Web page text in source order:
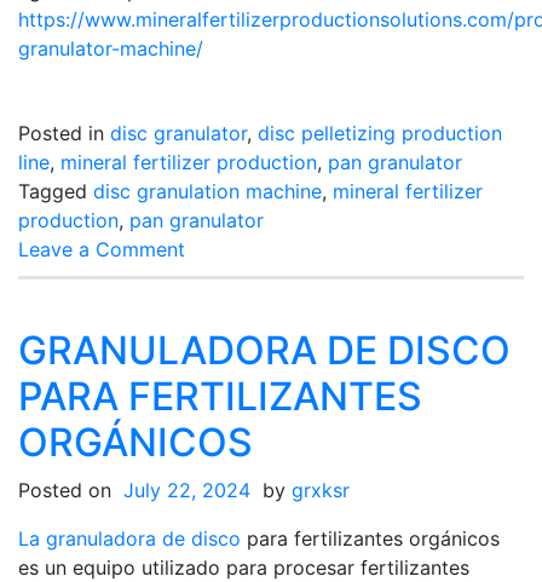
https://www.mineralfertilizerproductionsolutions.com/
granulator-machine/
Posted in disc granulator, disc pelletizing production
line, mineral fertilizer production, pan granulator
Tagged disc granulation machine, mineral fertilizer
production, pan granulator
Leave a Comment
What
The
Key
Components
of
A
Disc
Granulator
in
Mineral
GRANULADORA DE DISCO
PARA FERTILIZANTES
ORGÁNICOS
Posted on July 22, 2024 by grxksr
La granuladora de disco para fertilizantes orgánicos
es un equipo utilizado para procesar fertilizantes